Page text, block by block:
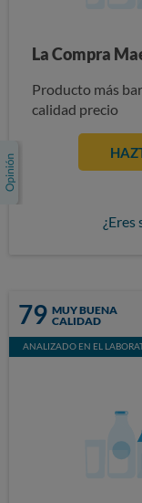
La Compra
Producto más
calidad precio
¿Eres
79 MUY BUENA
CALIDAD
ANALIZADO EN EL